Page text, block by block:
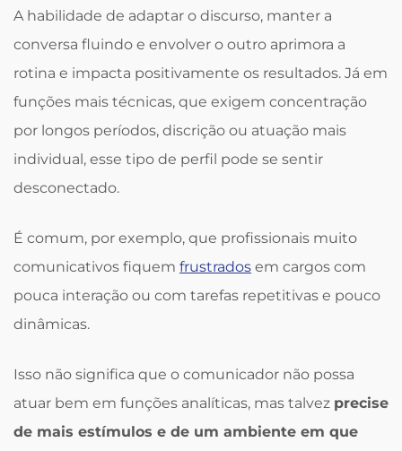
A habilidade de adaptar o discurso, manter a
conversa fluindo e envolver o outro aprimora a
rotina e impacta positivamente os resultados. Já em
funções mais técnicas, que exigem concentração
por longos períodos, discrição ou atuação mais
individual, esse tipo de perfil pode se sentir
desconectado.
É comum, por exemplo, que profissionais muito
comunicativos fiquem frustrados em cargos com
pouca interação ou com tarefas repetitivas e pouco
dinâmicas.
Isso não significa que o comunicador não possa
atuar bem em funções analíticas, mas talvez precise
de mais estímulos e de um ambiente em que